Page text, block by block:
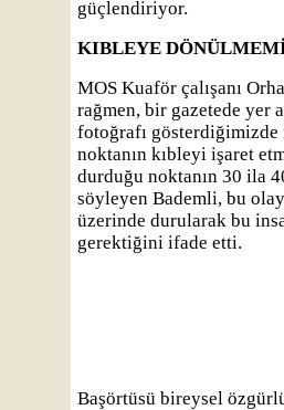
güçlendiriyor.
KIBLEYE
MOS Kuaför çalışanı
rağmen, bir gazetede yer
fotoğrafı gösterdiğimizde
noktanın kıbleyi işaret
durduğu noktanın 30 ila
söyleyen Bademli, bu
üzerinde durularak bu
gerektiğini ifade etti.
Başörtüsü bireysel